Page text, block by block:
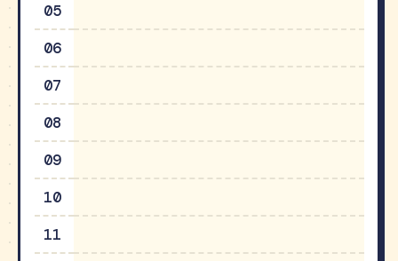
05
06
07
08
09
10
11